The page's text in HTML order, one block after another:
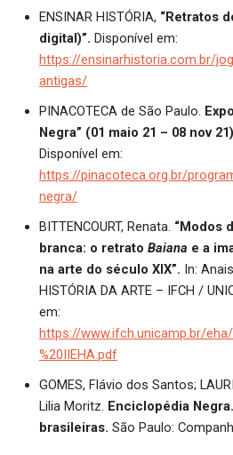
ENSINAR HISTÓRIA, “Retratos
digital)”. Disponível em:
https://ensinarhistoria.com.br/
antigas/
PINACOTECA de São Paulo.
Negra” (01 maio 21 – 08 nov
Disponível em:
https://pinacoteca.org.br/
negra/
BITTENCOURT, Renata. “Modos
branca: o retrato Baiana e a
na arte do século XIX”. In:
HISTÓRIA DA ARTE – IFCH /
em:
https://www.ifch.unicamp.br/eha/
%20IIEHA.pdf
GOMES, Flávio dos Santos;
Lilia Moritz. Enciclopédia
brasileiras. São Paulo: